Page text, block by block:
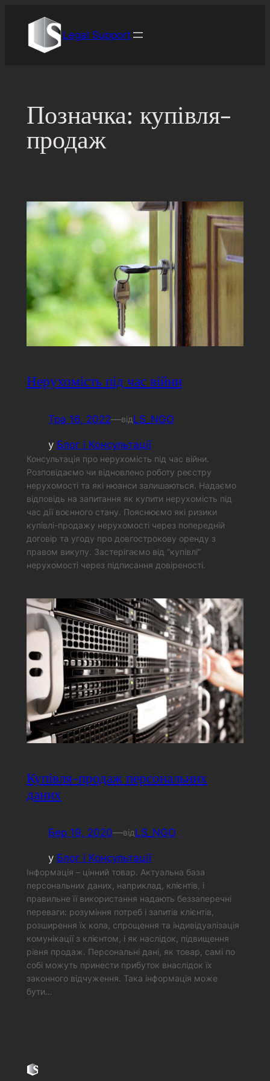
вмісту
Legal Support
Позначка: купівля-
продаж
Нерухомість під час війни
Тра 16, 2022—відLS_NGO
у Блог і Консультації
Консультація про нерухомість під час війни.
Розповідаємо чи відновлено роботу реєстру
нерухомості та які нюанси залишаються. Надаємо
відповідь на запитання як купити нерухомість під
час дії воєнного стану. Пояснюємо які ризики
купівлі-продажу нерухомості через попередній
договір та угоду про довгострокову оренду з
правом викупу. Застерігаємо від “купівлі”
нерухомості через підписання довіреності.
Купівля-продаж персональних
даних
Бер 19, 2020—відLS_NGO
у Блог і Консультації
Інформація – цінний товар. Актуальна база
персональних даних, наприклад, клієнтів, і
правильне її використання надають беззаперечні
переваги: розуміння потреб і запитів клієнтів,
розширення їх кола, спрощення та індивідуалізація
комунікації з клієнтом, і як наслідок, підвищення
рівня продаж. Персональні дані, як товар, самі по
собі можуть принести прибуток внаслідок їх
законного відчуження. Така інформація може
бути…